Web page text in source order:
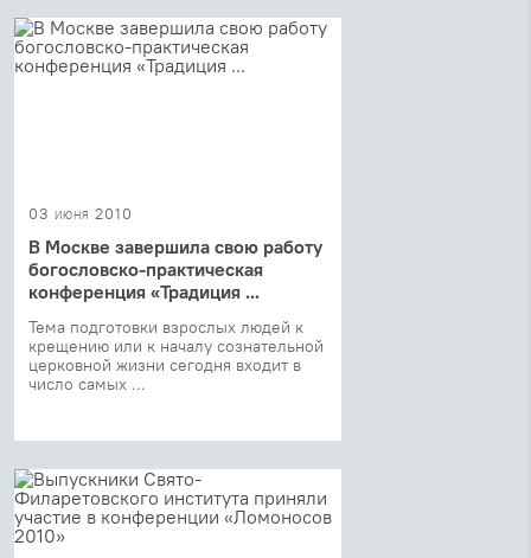
03 июня 2010
В Москве завершила свою работу
богословско-практическая
конференция «Традиция ...
Тема подготовки взрослых людей к
крещению или к началу сознательной
церковной жизни сегодня входит в
число самых ...